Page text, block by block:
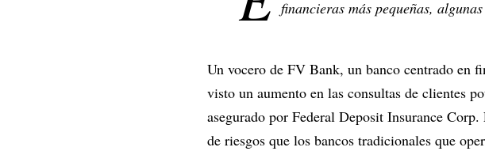
financieras más pequeñas,
Un vocero de FV Bank, un banco centrado en
visto un aumento en las consultas de clientes
asegurado por Federal Deposit Insurance
de riesgos que los bancos tradicionales que